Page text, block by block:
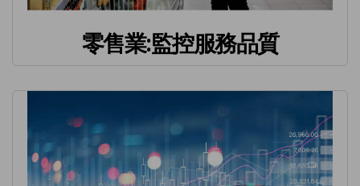
零售業:監控服務品質